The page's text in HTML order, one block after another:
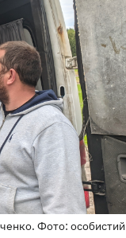
Фото: особистий